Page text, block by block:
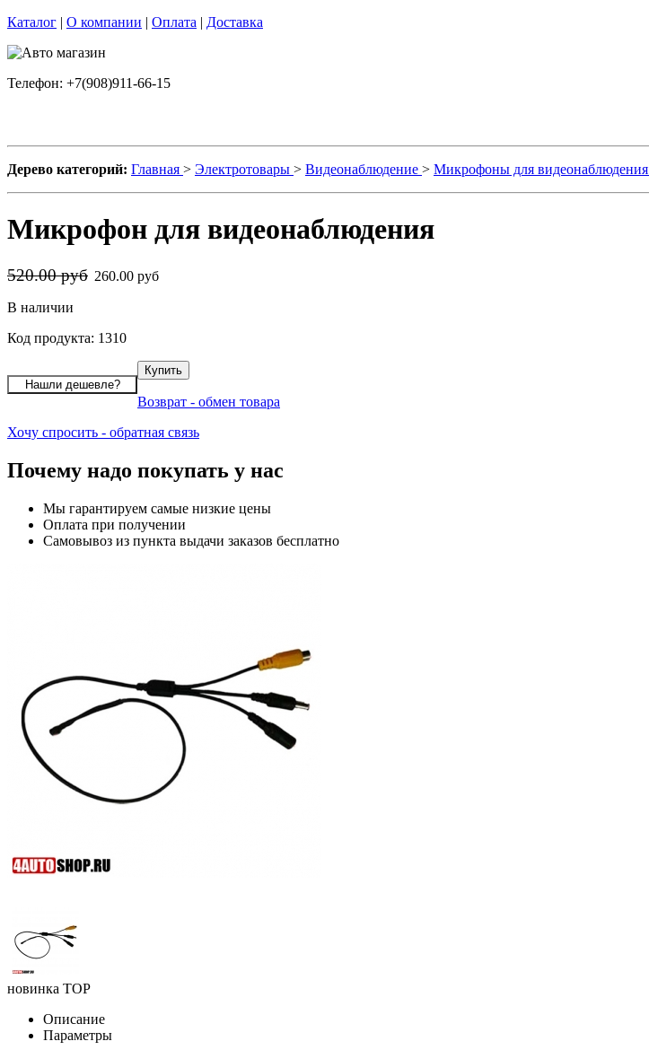
Каталог | О компании | Оплата | Доставка
Телефон: +7(908)911-66-15
Дерево категорий: Главная > Электротовары > Видеонаблюдение > Микрофоны для видеонаблюдения
Микрофон для видеонаблюдения
520.00 руб 260.00 руб
В наличии
Код продукта: 1310
Возврат - обмен товара
Хочу спросить - обратная связь
Почему надо покупать у нас
Мы гарантируем самые низкие цены
Оплата при получении
Самовывоз из пункта выдачи заказов бесплатно
новинка TOP
Описание
Параметры